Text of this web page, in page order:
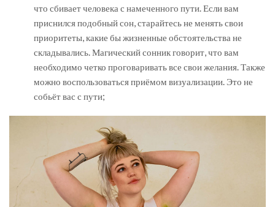
что сбивает человека с намеченного пути. Если вам
приснился подобный сон, старайтесь не менять свои
приоритеты, какие бы жизненные обстоятельства не
складывались. Магический сонник говорит, что вам
необходимо четко проговаривать все свои желания. Также
можно воспользоваться приёмом визуализации. Это не
собьёт вас с пути;